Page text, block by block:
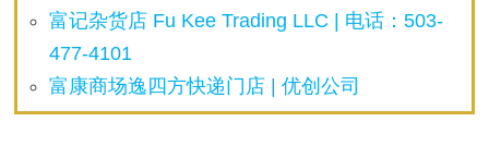
富记杂货店 Fu Kee Trading LLC | 电话：503-
477-4101
富康商场逸四方快递门店 | 优创公司